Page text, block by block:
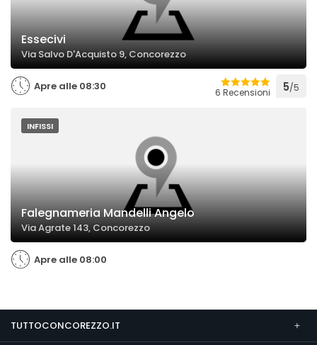
Essecivi
Via Salvo D'Acquisto 9, Concorezzo
Apre alle 08:30 6 Recensioni 5/5
INFISSI
Falegnameria Mandelli Angelo
Via Agrate 143, Concorezzo
Apre alle 08:00
TUTTOCONCOREZZO.IT